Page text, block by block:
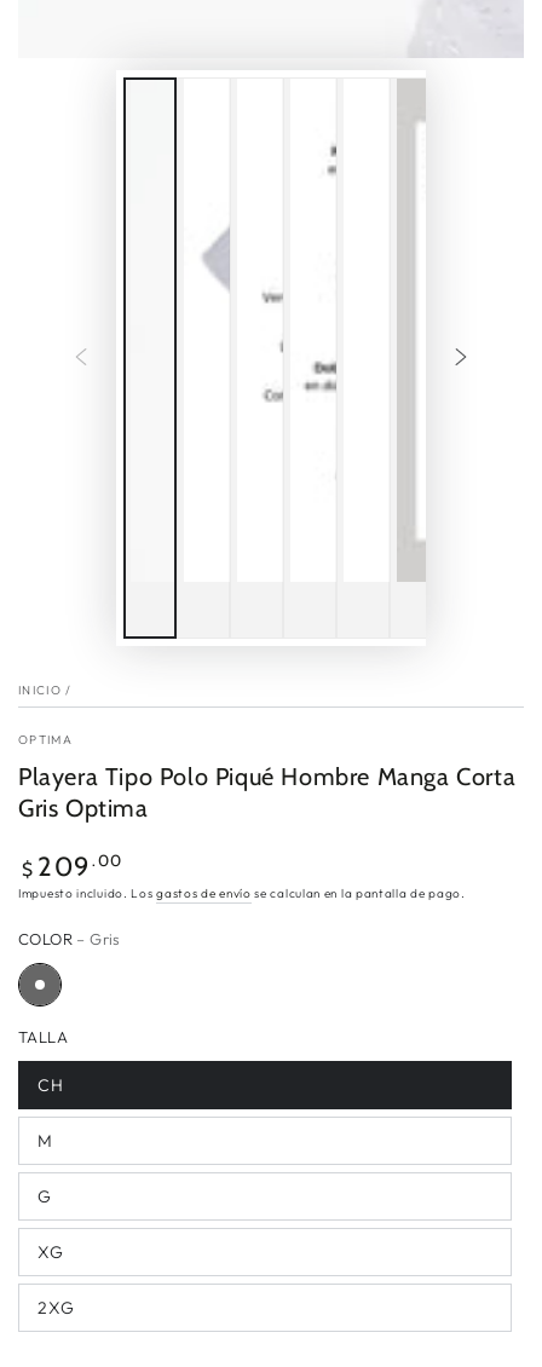
INICIO /
OPTIMA
Playera Tipo Polo Piqué Hombre Manga Corta
Gris Optima
Precio
regular
$ 209 .00
Impuesto incluido. Losgastos de envío se calculan en la pantalla de pago.
COLOR – Gris
TALLA
CH
M
G
XG
2XG